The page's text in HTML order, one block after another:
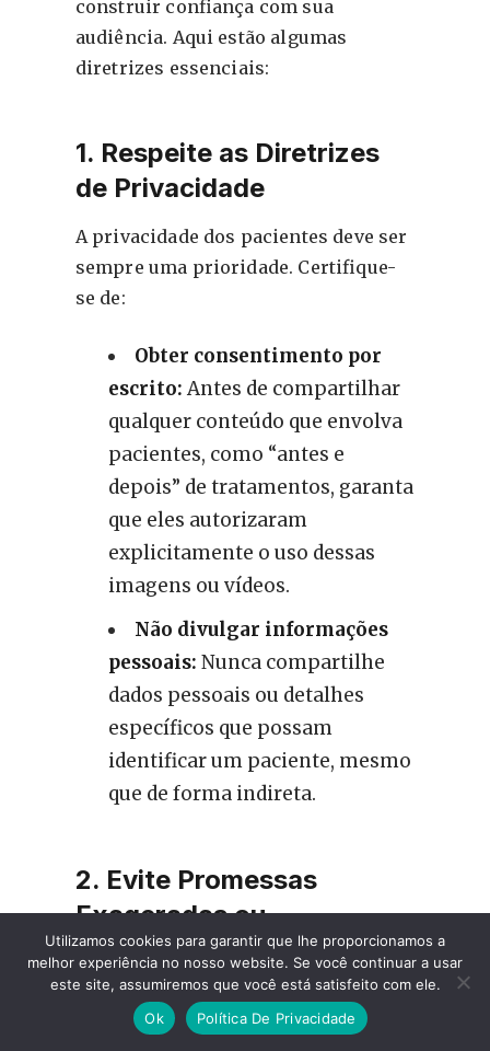
construir confiança com sua
audiência. Aqui estão algumas
diretrizes essenciais:
1. Respeite as Diretrizes
de Privacidade
A privacidade dos pacientes deve ser
sempre uma prioridade. Certifique-
se de:
Obter consentimento por
escrito: Antes de compartilhar
qualquer conteúdo que envolva
pacientes, como “antes e
depois” de tratamentos, garanta
que eles autorizaram
explicitamente o uso dessas
imagens ou vídeos.
Não divulgar informações
pessoais: Nunca compartilhe
dados pessoais ou detalhes
específicos que possam
identificar um paciente, mesmo
que de forma indireta.
2. Evite Promessas
Exageradas ou
Tratamentos Sem
Comprovação Científica
A confiança no conteúdo que você
Utilizamos cookies para garantir que lhe proporcionamos a
melhor experiência no nosso website. Se você continuar a usar
este site, assumiremos que você está satisfeito com ele.
Ok
Política De Privacidade